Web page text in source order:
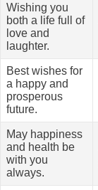
Wishing you
both a life full of
love and
laughter.
Best wishes for
a happy and
prosperous
future.
May happiness
and health be
with you
always.